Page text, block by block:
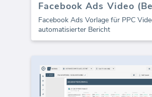
Facebook Ads Video
Facebook Ads Vorlage für PPC
automatisierter Bericht